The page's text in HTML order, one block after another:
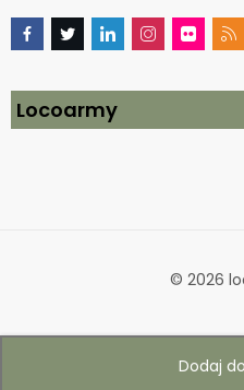
Dodaj
Locoarmy
© 2026